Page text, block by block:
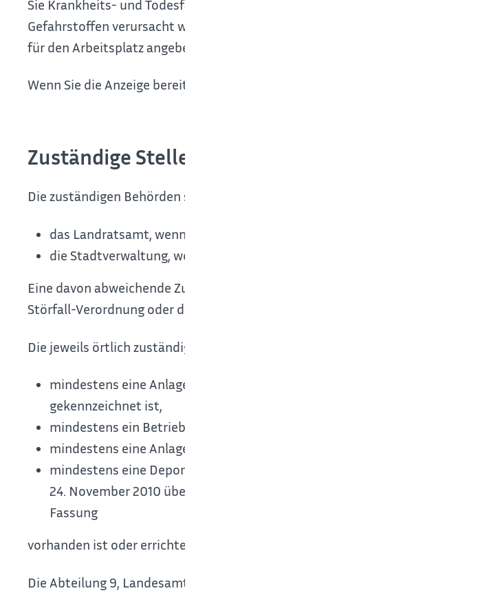
Sie Krankheits- und Todesfälle melden, wenn ein konkreter Verdacht besteht,
Gefahrstoffen verursacht wurden. Dabei müssen Sie genaue Angaben zur
für den Arbeitsplatz angeben.
Wenn Sie die Anzeige bereits einer anderen Behörde mitgeteilt haben, können
Zuständige Stelle
Die zuständigen Behörden sind
das Landratsamt, wenn das Betriebsgelände in einem Landkreis liegt,
die Stadtverwaltung, wenn das Betriebsgelände in einem Stadtkreis liegt.
Eine davon abweichende Zuständigkeit gilt in folgenden Fällen (unter
Störfall-Verordnung oder dem Bergrecht unterliegen):
Die jeweils örtlich zuständigen Regierungspräsidien sind die zuständigen
mindestens eine Anlage, die in Spalte d des Anhangs 1 der Verordnung
gekennzeichnet ist,
mindestens ein Betriebsbereich nach § 3 Absatz 5a Bundes-
mindestens eine Anlage, die nach § 60 Absatz 3 Satz 1 Nummer 2 oder
mindestens eine Deponie nach Artikel 10 in Verbindung mit Anhang I der
24. November 2010 über Industrieemissionen (integrierte Vermeidung und
Fassung
vorhanden ist oder errichtet werden soll.
Die Abteilung 9, Landesamt für Geologie, Rohstoffe und Bergbau beim